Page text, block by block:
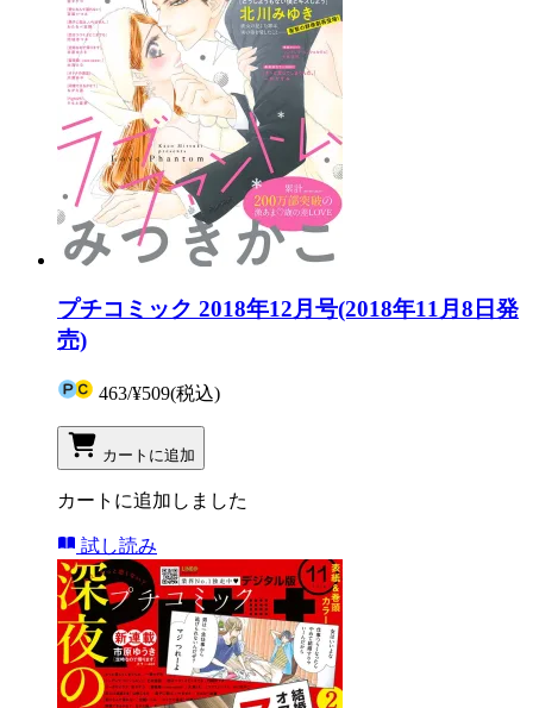
プチコミック 2018年12月号(2018年11月8日発
売)
463/¥509(税込)
カートに追加
カートに追加しました
試し読み